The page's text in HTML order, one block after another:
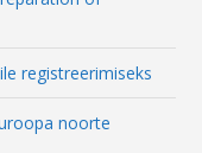
registreerimiseks
noorte